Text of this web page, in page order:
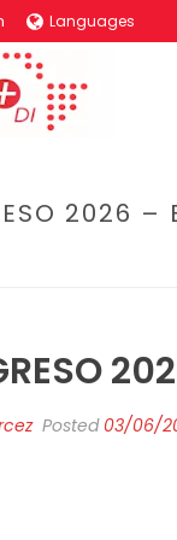
Languages
2026 –
Posted 03/06/